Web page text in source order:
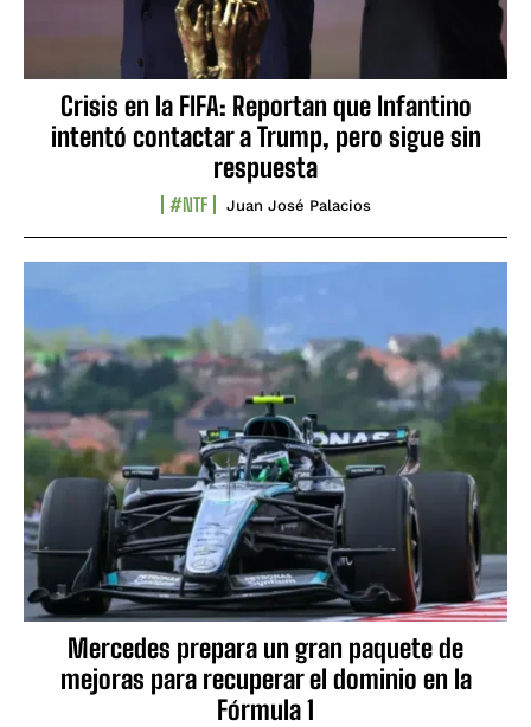
Crisis en la FIFA: Reportan que Infantino
intentó contactar a Trump, pero sigue sin
respuesta
#NTF Juan José Palacios
Mercedes prepara un gran paquete de
mejoras para recuperar el dominio en la
Fórmula 1